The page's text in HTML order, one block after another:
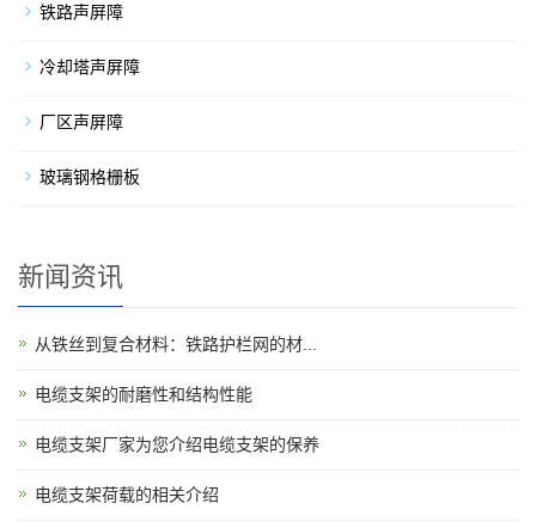
铁路声屏障
冷却塔声屏障
厂区声屏障
玻璃钢格栅板
新闻资讯
从铁丝到复合材料：铁路护栏网的材...
电缆支架的耐磨性和结构性能
电缆支架厂家为您介绍电缆支架的保养
电缆支架荷载的相关介绍